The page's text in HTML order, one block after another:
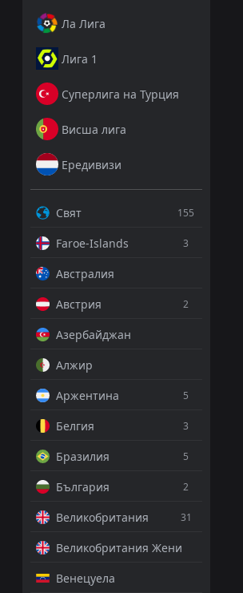
Ла Лига
Лига 1
Суперлига на Турция
Висша лига
Ередивизи
Свят 155
Faroe-Islands 3
Австралия
Австрия
2
Азербайджан
Алжир
Аржентина
5
Белгия 3
Бразилия 5
България 2
Великобритания 31
Великобритания Жени
Венецуела